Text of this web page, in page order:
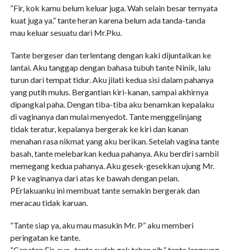
“Fir, kok kamu belum keluar juga. Wah selain besar ternyata
kuat juga ya.” tante heran karena belum ada tanda-tanda
mau keluar sesuatu dari Mr.Pku.
Tante bergeser dan terlentang dengan kaki dijuntaikan ke
lantai. Aku tanggap dengan bahasa tubuh tante Ninik, lalu
turun dari tempat tidur. Aku jilati kedua sisi dalam pahanya
yang putih mulus. Bergantian kiri-kanan, sampai akhirnya
dipangkal paha. Dengan tiba-tiba aku benamkan kepalaku
di vaginanya dan mulai menyedot. Tante menggelinjang
tidak teratur, kepalanya bergerak ke kiri dan kanan
menahan rasa nikmat yang aku berikan. Setelah vagina tante
basah, tante melebarkan kedua pahanya. Aku berdiri sambil
memegang kedua pahanya. Aku gesek-gesekkan ujung Mr.
P ke vaginanya dari atas ke bawah dengan pelan.
PErlakuanku ini membuat tante semakin bergerak dan
meracau tidak karuan.
“Tante siap ya, aku mau masukin Mr. P” aku memberi
peringatan ke tante.